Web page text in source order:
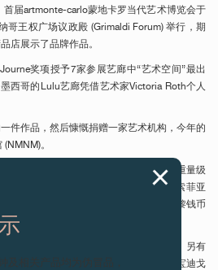
届artmonte-carlo蒙地卡罗当代艺术博览会于
哥王权广场议政殿 (Grimaldi Forum) 举行，期
店展示了品牌作品。
奖项授予7家参展艺廊中“艺术空间”最出
西哥的Lulu艺廊凭借艺术家Victoria Roth个人
件作品，然后慷慨捐赠一家艺术机构，今年的
。
奖项的评审团由欧洲艺术领域三大重量级
主管Marie-Claude Beaud、马德里雷纳索菲亚
Madrid) 主管Manuel Borja Villel，以及巴黎钱币
目主管Chiara Parisi。
艺术博览会吸引了全球36家艺廊参展，另有
博物馆、意大利都灵的桑德雷托‧瑞‧瑞宝迪戈
及相关产品均为伪冒品，